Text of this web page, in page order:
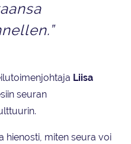
Liisa
seuran
hienosti, miten seura voi